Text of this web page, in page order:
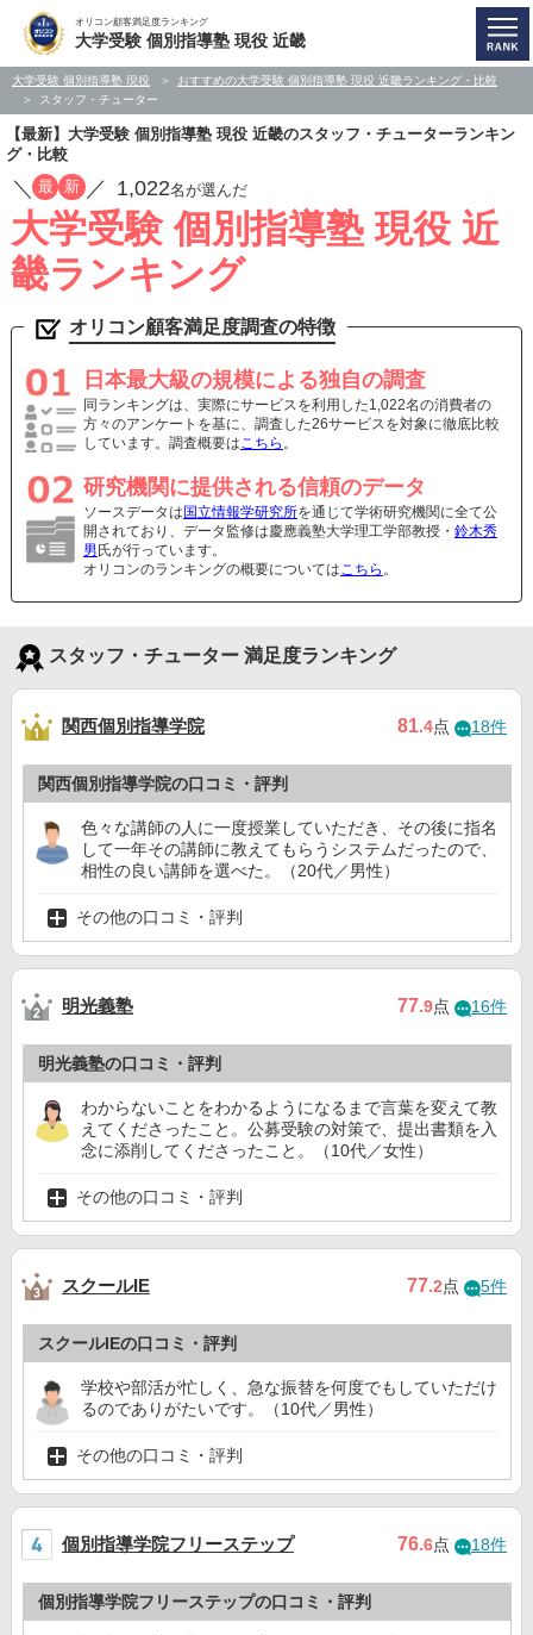
オリコン顧客満足度ランキング
大学受験 個別指導塾 現役 近畿
大学受験 個別指導塾 現役
おすすめの大学受験 個別指導塾 現役 近畿ランキング・比較
スタッフ・チューター
【最新】大学受験 個別指導塾 現役 近畿のスタッフ・チューターランキン
グ・比較
／ 最 新 ／ 1,022名が選んだ
大学受験 個別指導塾 現役 近
畿ランキング
オリコン顧客満足度調査の特徴
日本最大級の規模による独自の調査
同ランキングは、実際にサービスを利用した1,022名の消費者の
方々のアンケートを基に、調査した26サービスを対象に徹底比較
しています。調査概要はこちら 。
研究機関に提供される信頼のデータ
ソースデータは 国立情報学研究所を通じて学術研究機関に全て公
開されており、データ監修は慶應義塾大学理工学部教授・ 鈴木秀
男 氏が行っています。
オリコンのランキングの概要についてはこちら 。
スタッフ・チューター 満足度ランキング
関西個別指導学院 81.4点 18件
関西個別指導学院の口コミ・評判
色々な講師の人に一度授業していただき、その後に指名
して一年その講師に教えてもらうシステムだったので、
相性の良い講師を選べた。（20代／男性）
その他の口コミ・評判
明光義塾 77.9点 16件
明光義塾の口コミ・評判
わからないことをわかるようになるまで言葉を変えて教
えてくださったこと。公募受験の対策で、提出書類を入
念に添削してくださったこと。（10代／女性）
その他の口コミ・評判
スクールIE 77.2点 5件
スクールIEの口コミ・評判
学校や部活が忙しく、急な振替を何度でもしていただけ
るのでありがたいです。（10代／男性）
その他の口コミ・評判
個別指導学院フリーステップ 76.6点 18件
個別指導学院フリーステップの口コミ・評判